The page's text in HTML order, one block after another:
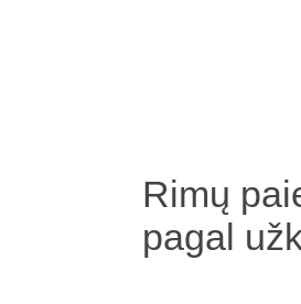
Rimų
pagal